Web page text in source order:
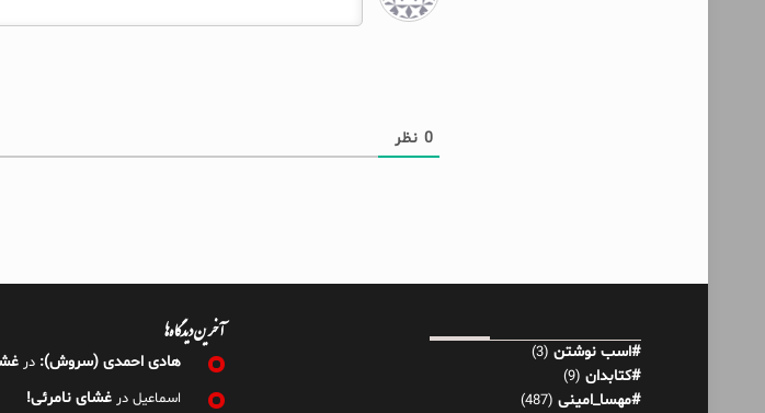
0نظر
#اسب نوشتن (3)
#کتابدان (9)
#مهسا_امینی (487)
آخرین دیدگاه‌ها
هادی احمدی (سروش): در
اسماعیل درغشای نامرئی!